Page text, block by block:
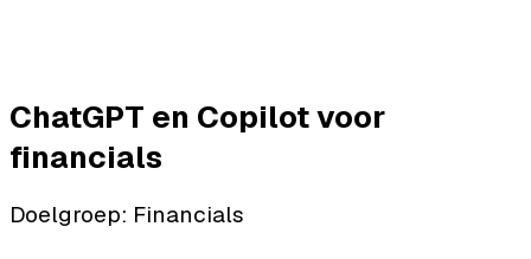
ChatGPT en Copilot voor
financials
Doelgroep: Financials